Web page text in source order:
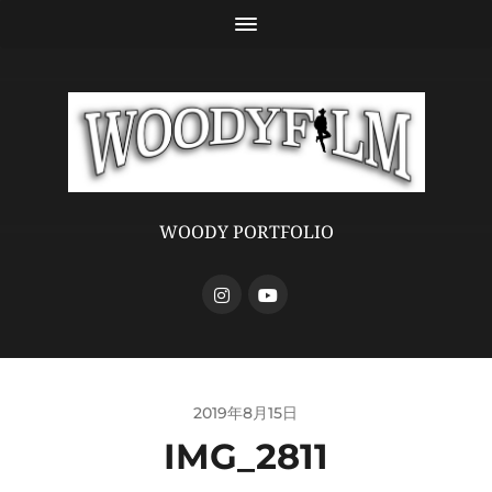
WOODY PORTFOLIO
2019年8月15日
IMG_2811